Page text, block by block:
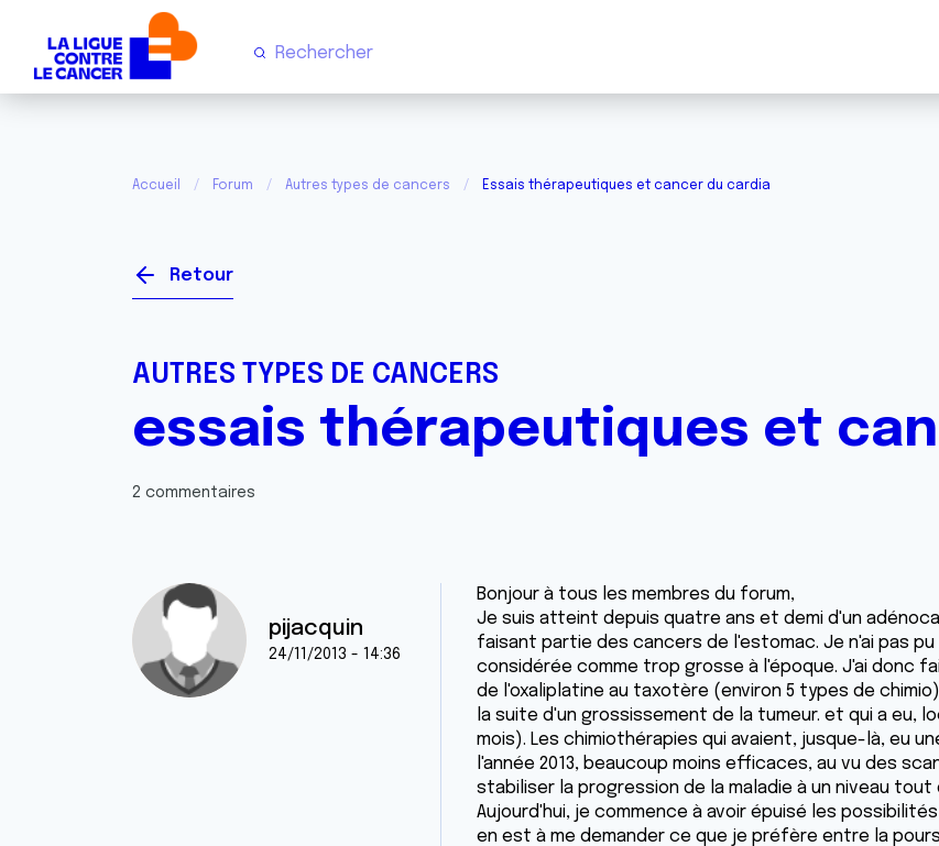
Accueil Forum Autres types de cancers Essais thérapeutiques et cancer du cardia
Retour
AUTRES TYPES DE CANCERS
essais thérapeutiques et
2 commentaires
pijacquin
24/11/2013 - 14:36
Bonjour à tous les membres du forum,
Je suis atteint depuis quatre ans et demi d'un
faisant partie des cancers de l'estomac. Je n'ai pas
considérée comme trop grosse à l'époque. J'ai donc
de l'oxaliplatine au taxotère (environ 5 types de
la suite d'un grossissement de la tumeur. et qui a eu,
mois). Les chimiothérapies qui avaient, jusque-là, eu
l'année 2013, beaucoup moins efficaces, au vu des
stabiliser la progression de la maladie à un niveau
Aujourd'hui, je commence à avoir épuisé les
en est à me demander ce que je préfère entre la